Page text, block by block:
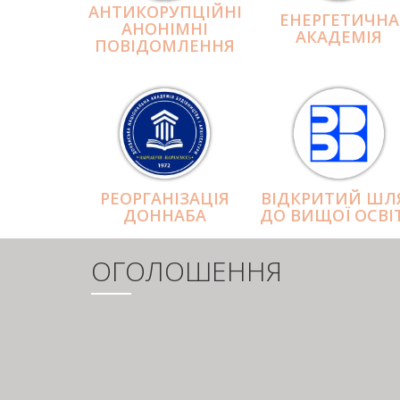
АНТИКОРУПЦІЙНІ
АНОНІМНІ
ПОВІДОМЛЕННЯ
ЕНЕРГЕТИЧНА
АКАДЕМІЯ
РЕОРГАНІЗАЦІЯ
ДОННАБА
ВІДКРИТИЙ
ДО ВИЩОЇ
ОГОЛОШЕННЯ